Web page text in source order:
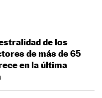
de los
de más de 65
en la última